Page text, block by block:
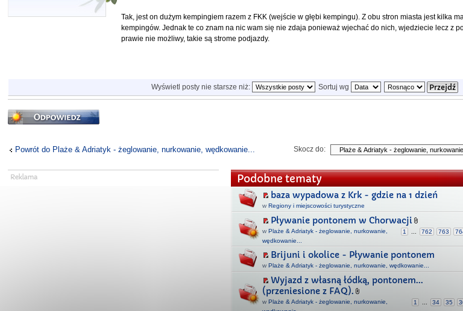
Tak, jest on dużym kempingiem razem z FKK (wejście w głębi kempingu). Z obu stron miasta jest kilka
kempingów. Jednak te co znam na nic wam się nie zdaja ponieważ wjechać do nich, wjedziecie lecz z
prawie nie możliwy, takie są strome podjazdy.
Wyświetl posty nie starsze niż: Sortuj wg
Odpowiedz
Powrót do Plaże & Adriatyk - żeglowanie, nurkowanie, wędkowanie... Skocz do:
Podobne tematy
baza wypadowa z Krk - gdzie na 1 dzień
wRegiony i miejscowości turystyczne
Pływanie pontonem w Chorwacji
1 762 763
wPlaże & Adriatyk - żeglowanie, nurkowanie,
wędkowanie...
Brijuni i okolice - Pływanie pontonem
wPlaże & Adriatyk - żeglowanie, nurkowanie, wędkowanie...
Wyjazd z własną łódką, pontonem...
(przeniesione z FAQ).
1 34 35
wPlaże & Adriatyk - żeglowanie, nurkowanie,